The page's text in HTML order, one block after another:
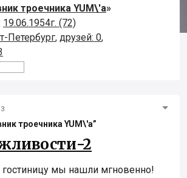
троечника YUM\'а»
19.06.1954г. (72)
Петербург, друзей: 0,
троечника YUM\'а”
2
гостиницу мы нашли мгновенно!